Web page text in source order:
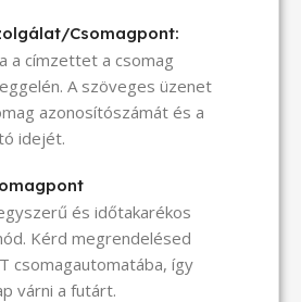
Csomagpont:
a címzettet a csomag
A szöveges üzenet
azonosítószámát és a
idejét.
és időtakarékos
Kérd megrendelésed
csomagautomatába, így
várni a futárt.